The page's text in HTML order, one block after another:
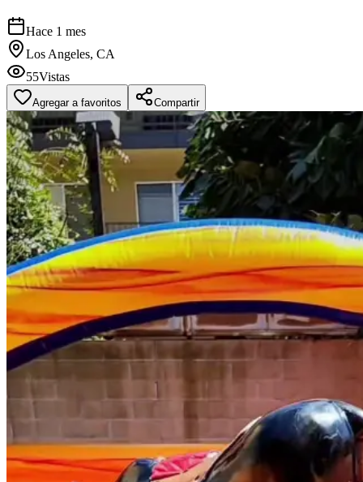
Hace 1 mes
Los Angeles, CA
55Vistas
Agregar a favoritos Compartir